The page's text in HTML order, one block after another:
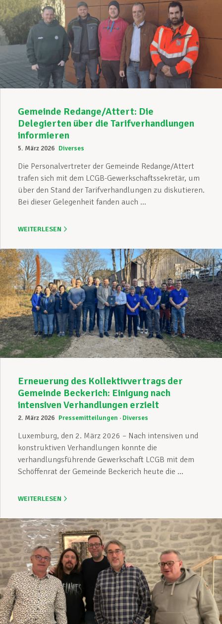
Gemeinde Redange/Attert: Die
Delegierten über die Tarifverhandlungen
informieren
5. März 2026 Diverses
Die Personalvertreter der Gemeinde Redange/Attert
trafen sich mit dem LCGB-Gewerkschaftssekretär, um
über den Stand der Tarifverhandlungen zu diskutieren.
Bei dieser Gelegenheit fanden auch ...
WEITERLESEN
Erneuerung des Kollektivvertrags der
Gemeinde Beckerich: Einigung nach
intensiven Verhandlungen erzielt
2. März 2026 Pressemitteilungen Diverses
Luxemburg, den 2. März 2026 – Nach intensiven und
konstruktiven Verhandlungen konnte die
verhandlungsführende Gewerkschaft LCGB mit dem
Schöffenrat der Gemeinde Beckerich heute die ...
WEITERLESEN